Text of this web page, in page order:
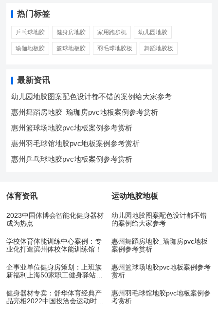
热门标签
乒乓球地胶 健身房地胶 家用跑步机 幼儿园地胶
瑜伽地板胶 篮球地板胶 羽毛球地胶板 舞蹈地胶板
最新资讯
幼儿园地胶图案配色设计都不错的案例给大家参考
惠州舞蹈房地胶_瑜珈房pvc地板案例参考赏析
惠州篮球场地胶pvc地板案例参考赏析
惠州羽毛球馆地胶pvc地板案例参考赏析
惠州乒乓球地胶pvc地板案例参考赏析
体育资讯
2023中国体博会智能化健身器材
成为热点
学校体育体能训练中心案例：专
业化打造滨州体校体能训练馆！
企事业单位健身房策划：上班族
新福利上海50家职工健身驿站10
健身器材专卖：舒华体育经典产
品亮相2022中国投洽会运动时尚
运动地胶地板
幼儿园地胶图案配色设计都不错
的案例给大家参考
惠州舞蹈房地胶_瑜珈房pvc地板
案例参考赏析
惠州篮球场地胶pvc地板案例参考
赏析
惠州羽毛球馆地胶pvc地板案例参
考赏析